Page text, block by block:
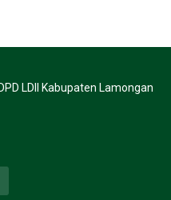
LDII Kabupaten Lamongan